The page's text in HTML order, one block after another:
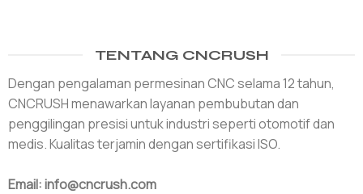
TENTANG CNCRUSH
Dengan pengalaman permesinan CNC selama 12 tahun,
CNCRUSH menawarkan layanan pembubutan dan
penggilingan presisi untuk industri seperti otomotif dan
medis. Kualitas terjamin dengan sertifikasi ISO.
Email: info@cncrush.com